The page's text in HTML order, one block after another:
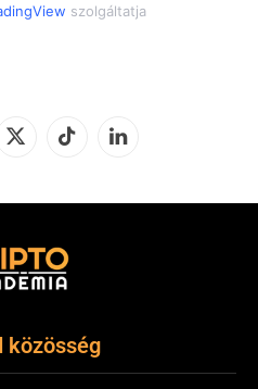
szolgáltatja
X
TikTok LinkedIn
közösség